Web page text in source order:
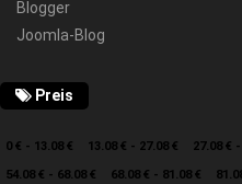
Blogger
Joomla-Blog
Preis
0 € - 13.08 € 13.08 € - 27.08 € 27.08 €
54.08 € - 68.08 €
68.08 € - 81.08 €